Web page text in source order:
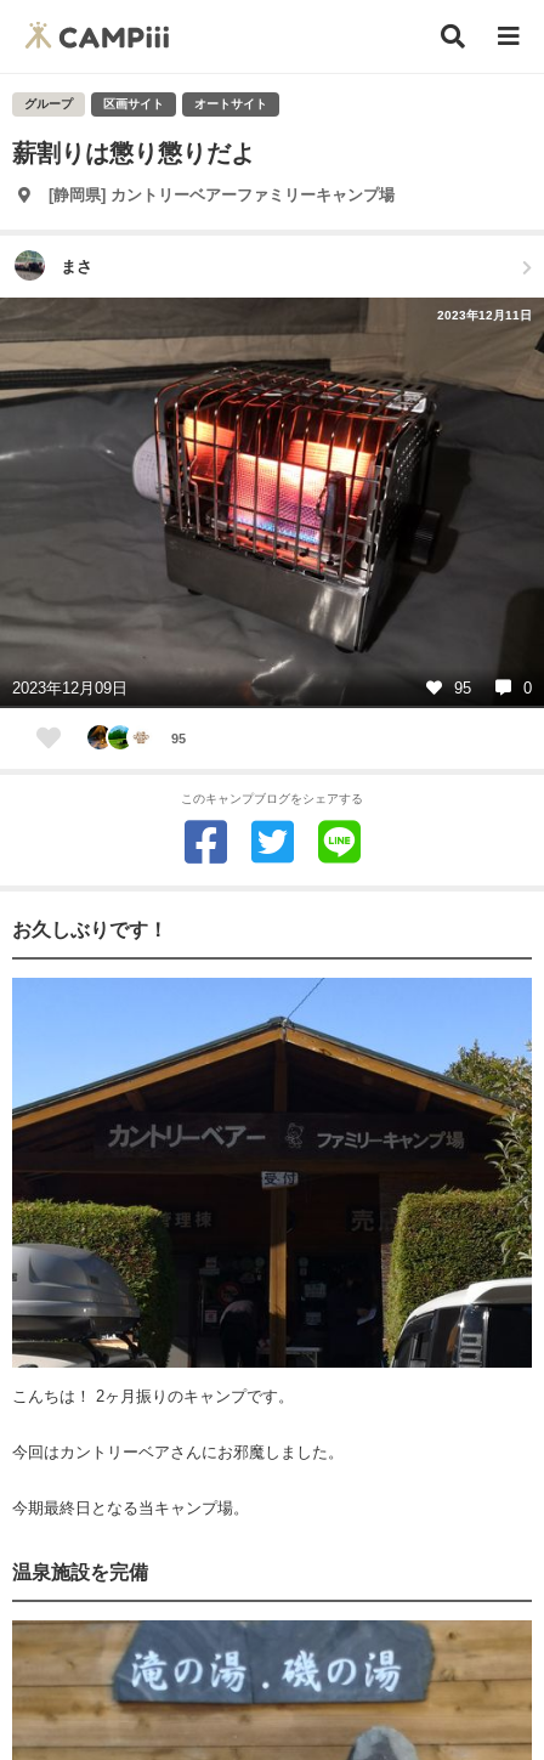
グループ 区画サイト オートサイト
薪割りは懲り懲りだよ
[静岡県] カントリーベアーファミリーキャンプ場
まさ
2023年12月11日
2023年12月09日 95 0
95
このキャンプブログをシェアする
お久しぶりです！
こんちは！ 2ヶ月振りのキャンプです。
今回はカントリーベアさんにお邪魔しました。
今期最終日となる当キャンプ場。
温泉施設を完備